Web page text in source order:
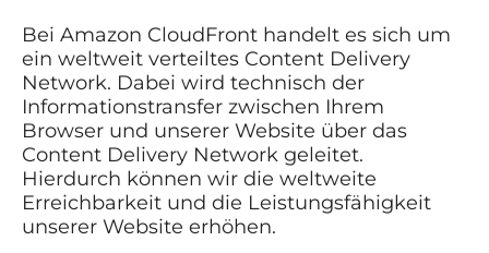
Bei Amazon CloudFront handelt es sich um
ein weltweit verteiltes Content Delivery
Network. Dabei wird technisch der
Informationstransfer zwischen Ihrem
Browser und unserer Website über das
Content Delivery Network geleitet.
Hierdurch können wir die weltweite
Erreichbarkeit und die Leistungsfähigkeit
unserer Website erhöhen.